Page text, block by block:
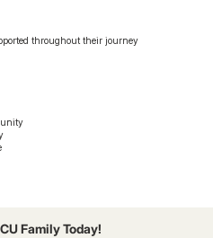
throughout their journey
Family Today!